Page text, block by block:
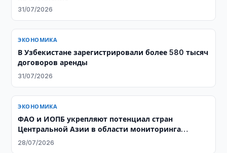
31/07/2026
ЭКОНОМИКА
В Узбекистане зарегистрировали более 580 тысяч
договоров аренды
31/07/2026
ЭКОНОМИКА
ФАО и ИОПБ укрепляют потенциал стран
Центральной Азии в области мониторинга
саранчовых
28/07/2026